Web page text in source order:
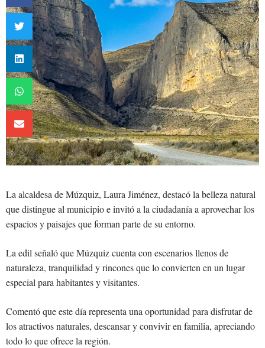
La alcaldesa de Múzquiz, Laura Jiménez, destacó la belleza natural
que distingue al municipio e invitó a la ciudadanía a aprovechar los
espacios y paisajes que forman parte de su entorno.
La edil señaló que Múzquiz cuenta con escenarios llenos de
naturaleza, tranquilidad y rincones que lo convierten en un lugar
especial para habitantes y visitantes.
Comentó que este día representa una oportunidad para disfrutar de
los atractivos naturales, descansar y convivir en familia, apreciando
todo lo que ofrece la región.